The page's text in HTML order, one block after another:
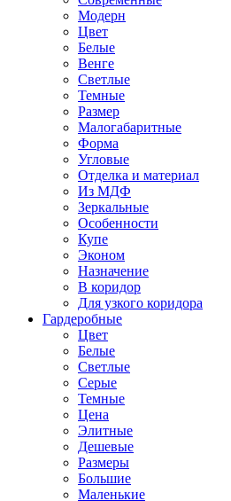
Модерн
Цвет
Белые
Венге
Светлые
Темные
Размер
Малогабаритные
Форма
Угловые
Отделка и материал
Из МДФ
Зеркальные
Особенности
Купе
Эконом
Назначение
В коридор
Для узкого коридора
Гардеробные
Цвет
Белые
Светлые
Серые
Темные
Цена
Элитные
Дешевые
Размеры
Большие
Маленькие